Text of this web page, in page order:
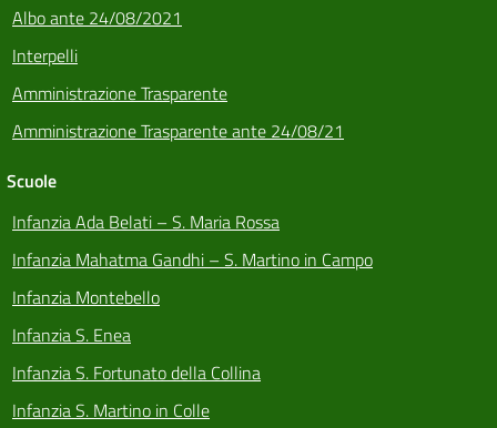
Albo ante 24/08/2021
Interpelli
Amministrazione Trasparente
Amministrazione Trasparente ante 24/08/21
Scuole
Infanzia Ada Belati – S. Maria Rossa
Infanzia Mahatma Gandhi – S. Martino in Campo
Infanzia Montebello
Infanzia S. Enea
Infanzia S. Fortunato della Collina
Infanzia S. Martino in Colle